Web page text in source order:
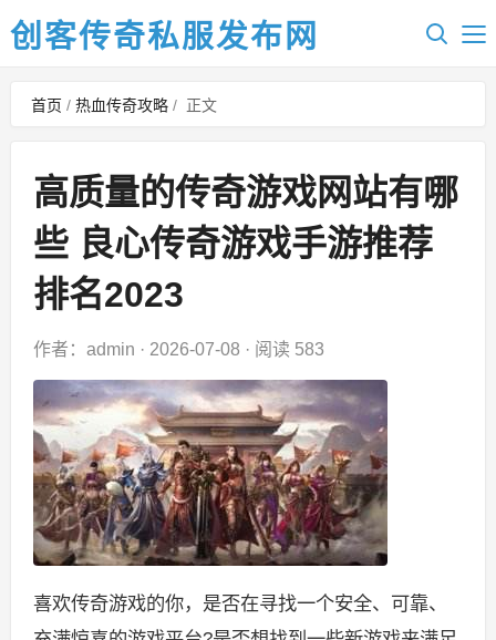
创客传奇私服发布网
首页 / 热血传奇攻略 / 正文
高质量的传奇游戏网站有哪
些 良心传奇游戏手游推荐
排名2023
作者：admin · 2026-07-08 · 阅读 583
喜欢传奇游戏的你，是否在寻找一个安全、可靠、